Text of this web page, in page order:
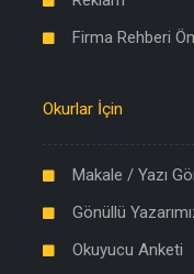
Firma Rehberi
Okurlar İçin
Makale / Yazı
Gönüllü
Okuyucu Anketi